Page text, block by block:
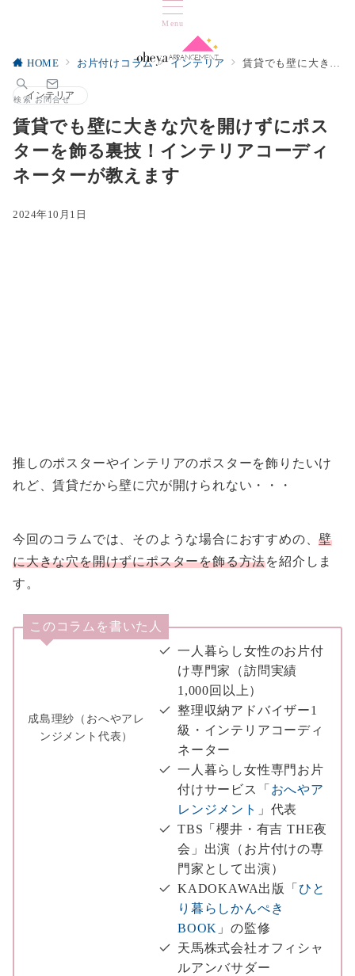
Menu
検索 お問合せ
HOME お片付けコラム インテリア 賃貸でも壁に大きな穴を開けずにポスターを飾る裏技！インテリアコーディネーターが教えます
インテリア
賃貸でも壁に大きな穴を開けずにポス
ターを飾る裏技！インテリアコーディ
ネーターが教えます
2024年10月1日
推しのポスターやインテリアのポスターを飾りたいけ
れど、賃貸だから壁に穴が開けられない・・・
今回のコラムでは、そのような場合におすすめの、壁
に大きな穴を開けずにポスターを飾る方法を紹介しま
す。
このコラムを書いた人
成島理紗（おへやアレ
ンジメント代表）
一人暮らし女性のお片付
け専門家（訪問実績
1,000回以上）
整理収納アドバイザー1
級・インテリアコーディ
ネーター
一人暮らし女性専門お片
付けサービス「 おへやア
レンジメント
」代表
TBS「櫻井・有吉 THE夜
会」出演（お片付けの専
門家として出演）
KADOKAWA出版「 ひと
り暮らしかんぺき
BOOK 」の監修
天馬株式会社オフィシャ
ルアンバサダー